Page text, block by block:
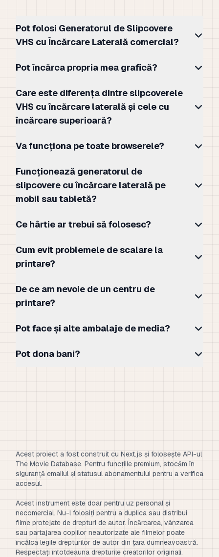
Pot folosi Generatorul de Slipcovere
VHS cu Încărcare Laterală comercial?
Pot încărca propria mea grafică?
Care este diferența dintre slipcoverele
VHS cu încărcare laterală și cele cu
încărcare superioară?
Va funcționa pe toate browserele?
Funcționează generatorul de
slipcovere cu încărcare laterală pe
mobil sau tabletă?
Ce hârtie ar trebui să folosesc?
Cum evit problemele de scalare la
printare?
De ce am nevoie de un centru de
printare?
Pot face și alte ambalaje de media?
Pot dona bani?
Acest proiect a fost construit cu Next.js și folosește API-ul
The Movie Database. Pentru funcțiile premium, stocăm în
siguranță emailul și statusul abonamentului pentru a verifica
accesul.
Acest instrument este doar pentru uz personal și
necomercial. Nu-l folosiți pentru a duplica sau distribui
filme protejate de drepturi de autor. Încărcarea, vânzarea
sau partajarea copiilor neautorizate ale filmelor poate
încălca legile drepturilor de autor din țara dumneavoastră.
Respectați întotdeauna drepturile creatorilor originali.